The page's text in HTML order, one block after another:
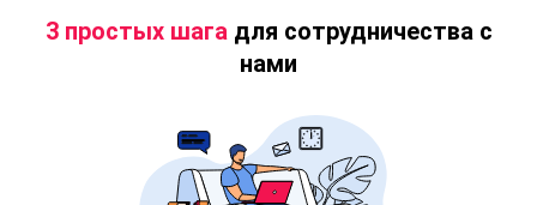
3 простых шагадля сотрудничества с
нами